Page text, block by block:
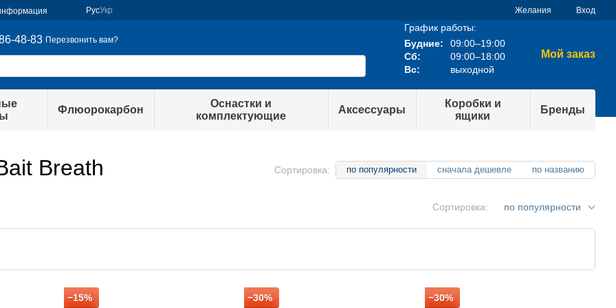
РусУкр Желания Вход
48-83 Перезвонить вам?
График работы:
Будние:
09:00–19:00
Сб:
09:00–18:00
Вс:
выходной
Мой заказ
Флюорокарбон
Оснастки и
комплектующие
Аксессуары
Коробки и
ящики
Бренды
Breath Сортировка: по популярности сначала дешевле по названию
Сортировка: по популярности
−15% −30% −30%